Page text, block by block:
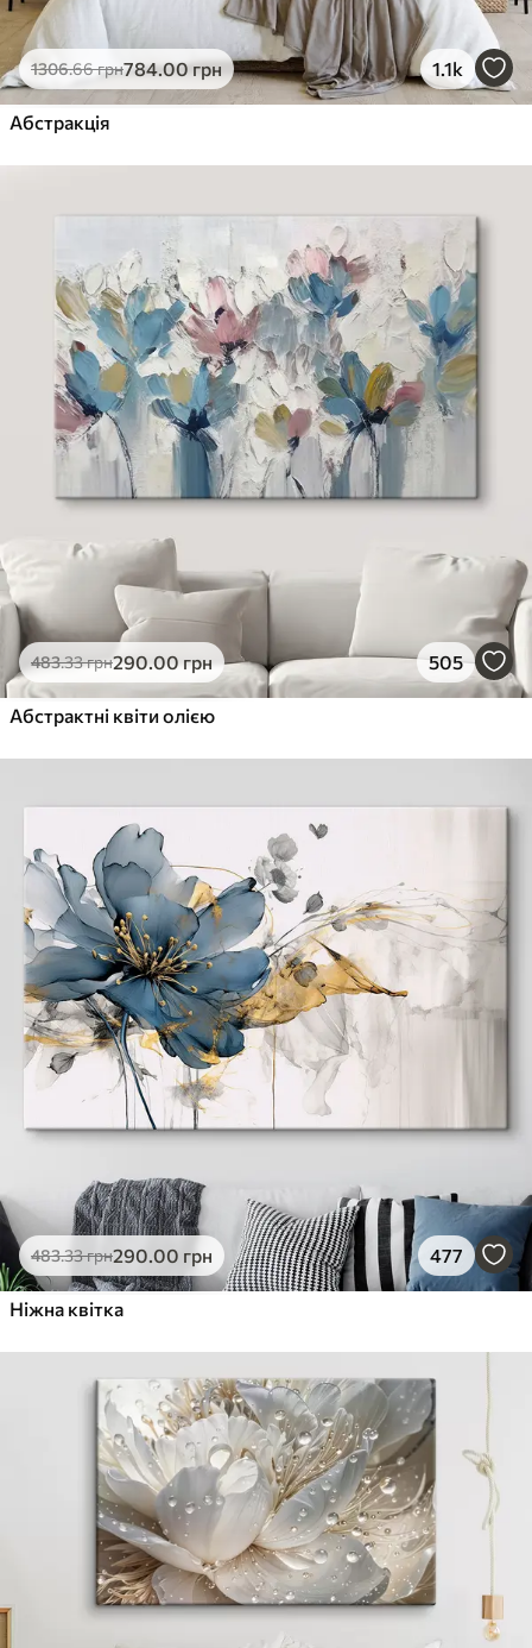
1306.66грн784.00грн 1.1k
Абстракція
483.33грн290.00грн 505
Абстрактні квіти олією
483.33грн290.00 грн 477
Ніжна квітка